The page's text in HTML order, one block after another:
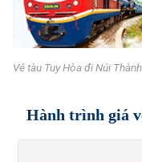
Vé tàu Tuy Hòa đi Núi Thành
Hành trình giá